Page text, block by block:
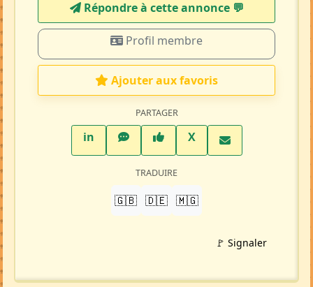
Répondre à cette annonce 💬​
Profil membre
Ajouter aux favoris
PARTAGER
inLinkedInWhatsAppFacebook
XTwitter X
TRADUIRE
🇬🇧 🇩🇪 🇲🇬
🚩 Signaler